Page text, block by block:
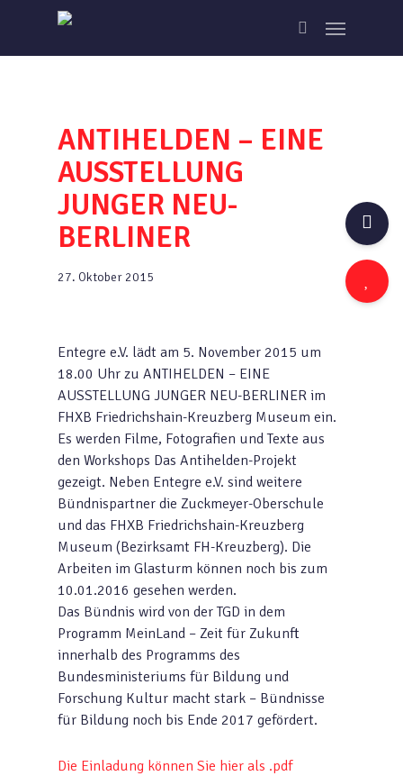
main
search
Menu
ANTIHELDEN – EINE
AUSSTELLUNG
JUNGER NEU-
BERLINER
27. Oktober 2015
Entegre e.V. lädt am 5. November 2015 um
18.00 Uhr zu ANTIHELDEN – EINE
AUSSTELLUNG JUNGER NEU-BERLINER im
FHXB Friedrichshain-Kreuzberg Museum ein.
Es werden Filme, Fotografien und Texte aus
den Workshops Das Antihelden-Projekt
gezeigt. Neben Entegre e.V. sind weitere
Bündnispartner die Zuckmeyer-Oberschule
und das FHXB Friedrichshain-Kreuzberg
Museum (Bezirksamt FH-Kreuzberg). Die
Arbeiten im Glasturm können noch bis zum
10.01.2016 gesehen werden.
Das Bündnis wird von der TGD in dem
Programm MeinLand – Zeit für Zukunft
innerhalb des Programms des
Bundesministeriums für Bildung und
Forschung Kultur macht stark – Bündnisse
für Bildung noch bis Ende 2017 gefördert.
Die Einladung können Sie hier als .pdf